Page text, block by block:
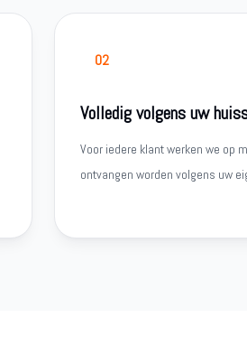
02
Volledig volgens uw
Voor iedere klant werken we op
ontvangen worden volgens uw